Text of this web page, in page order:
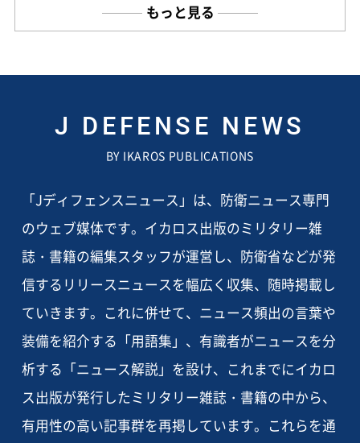
もっと見る
J DEFENSE NEWS
BY IKAROS PUBLICATIONS
「Jディフェンスニュース」は、防衛ニュース専門
のウェブ媒体です。イカロス出版のミリタリー雑
誌・書籍の編集スタッフが運営し、防衛省などが発
信するリリースニュースを幅広く収集、随時掲載し
ていきます。これに併せて、ニュース頻出の言葉や
装備を紹介する「用語集」、有識者がニュースを分
析する「ニュース解説」を設け、これまでにイカロ
ス出版が発行したミリタリー雑誌・書籍の中から、
有用性の高い記事群を再掲しています。これらを通